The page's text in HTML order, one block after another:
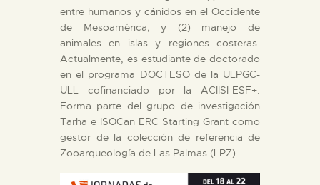
entre humanos y cánidos en el Occidente
de Mesoamérica; y (2) manejo de
animales en islas y regiones costeras.
Actualmente, es estudiante de doctorado
en el programa DOCTESO de la ULPGC-
ULL cofinanciado por la ACIISI-ESF+.
Forma parte del grupo de investigación
Tarha e ISOCan ERC Starting Grant como
gestor de la colección de referencia de
Zooarqueología de Las Palmas (LPZ).